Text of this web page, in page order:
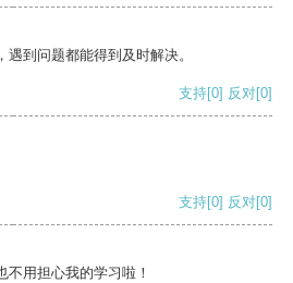
到问题都能得到及时解决。
支持[0] 反对[0]
支持[0] 反对[0]
不用担心我的学习啦！